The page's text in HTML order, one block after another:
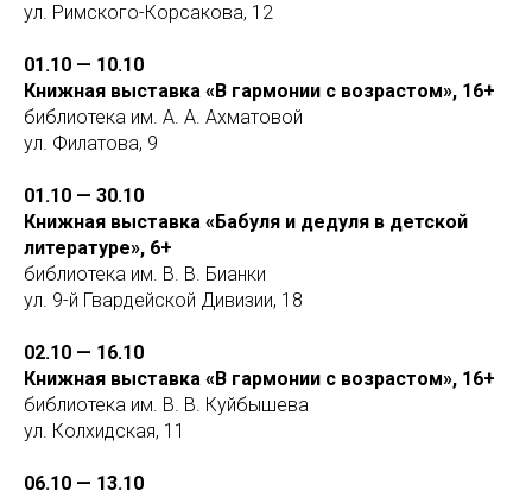
ул. Римского-Корсакова, 12
01.10 — 10.10
Книжная выставка «В гармонии с возрастом», 16+
библиотека им. А. А. Ахматовой
ул. Филатова, 9
01.10 — 30.10
Книжная выставка «Бабуля и дедуля в детской
литературе», 6+
библиотека им. В. В. Бианки
ул. 9-й Гвардейской Дивизии, 18
02.10 — 16.10
Книжная выставка «В гармонии с возрастом», 16+
библиотека им. В. В. Куйбышева
ул. Колхидская, 11
06.10 — 13.10